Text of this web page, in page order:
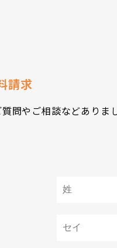
請求
質問やご相談などありま